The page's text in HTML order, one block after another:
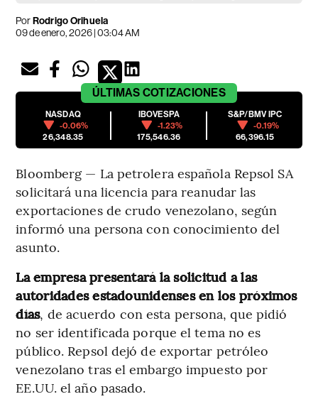
PorRodrigo Orihuela
09 de enero, 2026 | 03:04 AM
ÚLTIMAS COTIZACIONES
NASDAQ
-0.06%
26,348.35
IBOVESPA
-1.23%
175,546.36
S&P/BMV IPC
-0.19%
66,396.15
Bloomberg — La petrolera española Repsol SA
solicitará una licencia para reanudar las
exportaciones de crudo venezolano, según
informó una persona con conocimiento del
asunto.
La empresa presentará la solicitud a las
autoridades estadounidenses en los próximos
días, de acuerdo con esta persona, que pidió
no ser identificada porque el tema no es
público. Repsol dejó de exportar petróleo
venezolano tras el embargo impuesto por
EE.UU. el año pasado.